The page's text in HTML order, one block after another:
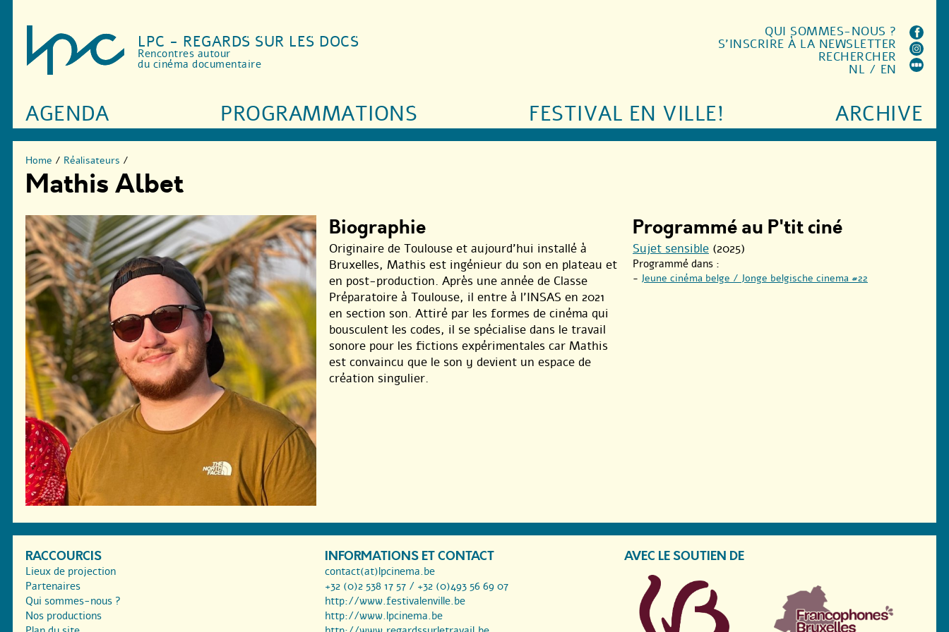
LPC - REGARDS SUR LES DOCS
Rencontres autour
du cinéma documentaire
AGENDA PROGRAMMATIONS FESTIVAL EN VILLE! ARCHIVE
QUI SOMMES-NOUS ?
S'INSCRIRE À LA NEWSLETTER
RECHERCHER
NL / EN
Home / Réalisateurs /
Mathis Albet
Biographie
Originaire de Toulouse et aujourd’hui installé à
Bruxelles, Mathis est ingénieur du son en plateau et
en post-production. Après une année de Classe
Préparatoire à Toulouse, il entre à l’INSAS en 2021
en section son. Attiré par les formes de cinéma qui
bousculent les codes, il se spécialise dans le travail
sonore pour les fictions expérimentales car Mathis
est convaincu que le son y devient un espace de
création singulier.
Programmé au P'tit ciné
Sujet sensible (2025)
Programmé dans :
- Jeune cinéma belge / Jonge belgische cinema #22
RACCOURCIS
Lieux de projection
Partenaires
Qui sommes-nous ?
Nos productions
INFORMATIONS ET CONTACT
contact(at)lpcinema.be
+32 (0)2 538 17 57 / +32 (0)493 56 69 07
http://www.festivalenville.be
http://www.lpcinema.be
AVEC LE SOUTIEN DE